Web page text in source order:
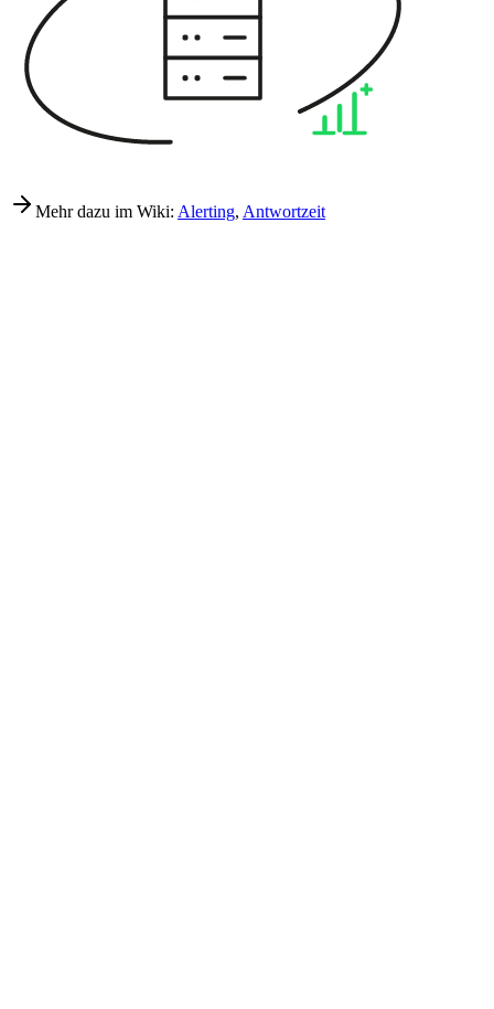
Mehr dazu im Wiki: Alerting, Antwortzeit